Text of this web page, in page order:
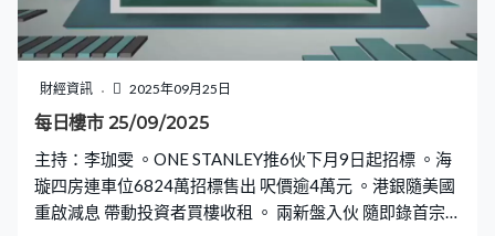
財經資訊 2025年09月25日
每日樓市 25/09/2025
主持：李珈雯 。ONE STANLEY推6伙下月9日起招標 。海
璇四房連車位6824萬招標售出 呎價逾4萬元 。港銀隨美國
重啟減息 帶動投資者買樓收租 。 兩新盤入伙 隨即錄首宗